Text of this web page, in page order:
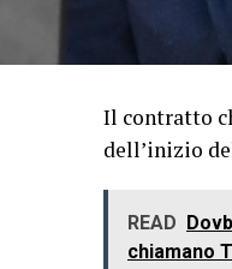
Il contratto
dell’inizio
READ
chiamano